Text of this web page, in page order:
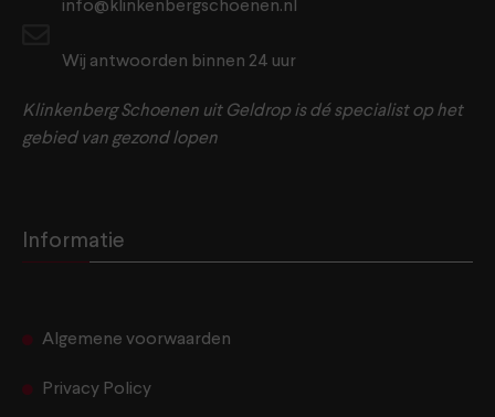
info@klinkenbergschoenen.nl
Wij antwoorden binnen 24 uur
Klinkenberg Schoenen uit Geldrop is dé specialist op het
gebied van gezond lopen
Informatie
Algemene voorwaarden
Privacy Policy